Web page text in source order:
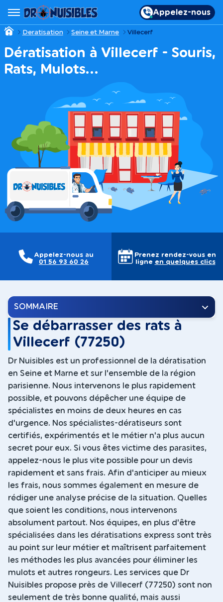
Appelez-nous
Deratisation Seine et Marne Villecerf
Dératisation à Villecerf - Souris,
Rats, Mulots…
Appelez-nous au
01 56 93 60 26
Prenez rendez-vous en
ligne en quelques clics
SOMMAIRE
Se débarrasser des rats à
Villecerf (77250)
Dr Nuisibles est un professionnel de la dératisation
en Seine et Marne et sur l'ensemble de la région
parisienne. Nous intervenons le plus rapidement
possible, et pouvons dépêcher une équipe de
spécialistes en moins de deux heures en cas
d'urgence. Nos spécialistes-dératiseurs sont
certifiés, expérimentés et le métier n'a plus aucun
secret pour eux. Si vous êtes victime des parasites,
appelez-nous le plus vite possible pour un devis
rapidement et sans frais. Afin d'anticiper au mieux
les frais, nous sommes également en mesure de
rédiger une analyse précise de la situation. Quelles
que soient les conditions, nous intervenons
absolument partout. Nos équipes, en plus d'être
spécialisées dans les dératisations express sont très
au point sur leur métier et maîtrisent parfaitement
les méthodes les plus avancées pour éliminer les
mulots et autres rongeurs. Les services que Dr
Nuisibles propose près de Villecerf (77250) sont non
seulement de très bonne qualité, mais aussi